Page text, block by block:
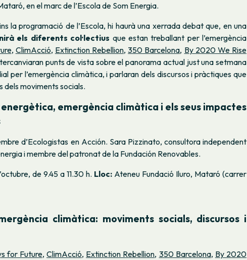
en el marc de l’Escola de Som Energia.
la programació de l’Escola, hi haurà una xerrada debat que, en una
els diferents col·lectius que estan treballant per l’emergència
, ClimAcció, Extinction Rebellion,350 Barcelona, By 2020 We Rise
punts de vista sobre el panorama actual just una setmana
per l’emergència climàtica, i parlaran dels discursos i pràctiques que
dels moviments socials.
emergència climàtica i els seus impactes
d’Ecologistas en Acción. Sara Pizzinato, consultora independent
i membre del patronat de la Fundación Renovables.
de 9.45 a 11.30 h. Lloc: Ateneu Fundació Iluro, Mataró (carrer
climàtica: moviments socials, discursos i
for Future,ClimAcció, Extinction Rebellion, 350 Barcelona, By 2020